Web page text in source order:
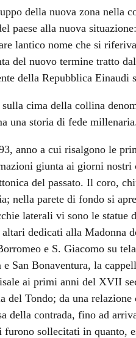
della nuova zona nella
paese alla nuova
lantico nome che si
del nuovo termine tratto
della Repubblica Einaudi
sulla cima della collina
una storia di fede
anno a cui risalgono le
giunta ai giorni nostri
del passato. Il coro,
nella parete di fondo si
laterali vi sono le statue
dedicati alla Madonna
e S. Giacomo su
e San Bonaventura, la
ai primi anni del XVII
del Tondo; da una relazione
della contrada, fino ad
furono sollecitati in quanto,